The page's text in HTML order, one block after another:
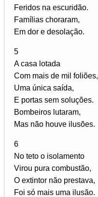
Feridos na escuridão.
Famílias choraram,
Em dor e desolação.
5
A casa lotada
Com mais de mil foliões,
Uma única saída,
E portas sem soluções.
Bombeiros lutaram,
Mas não houve ilusões.
6
No teto o isolamento
Virou pura combustão,
O extintor não prestava,
Foi só mais uma ilusão.